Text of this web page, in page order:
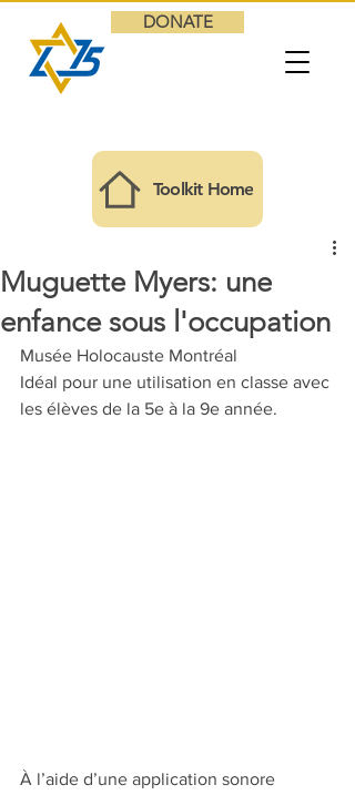
DONATE
Toolkit Home
Muguette Myers: une
enfance sous l'occupation
Musée Holocauste Montréal
Idéal pour une utilisation en classe avec
les élèves de la 5e à la 9e année.
À l’aide d’une application sonore